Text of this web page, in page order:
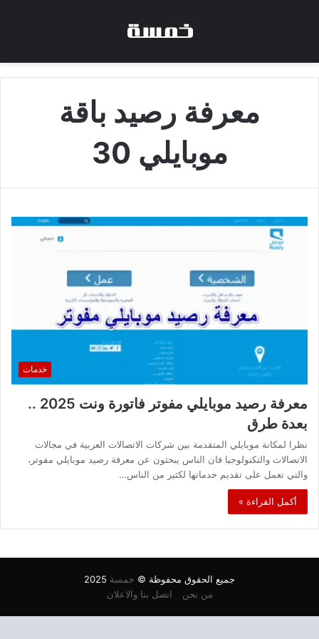
معرفة رصيد باقة
موبايلي 30
خدمات
معرفة رصيد موبايلي مفوتر فاتورة ونت 2025 ..
بعدة طرق
نظرا لمكانة موبايلي المتقدمة بين شركات الاتصالات العربية في مجالات
الاتصالات والتكنولوجيا فان الناس يبحثون عن معرفة رصيد موبايلي مفوتر،
والتي تعمل على تقديم خدماتها لكثير من الناس…
أكمل القراءة »
جميع الحقوق محفوظة © خمسة
من نحن
اتصل بنا والاعلان